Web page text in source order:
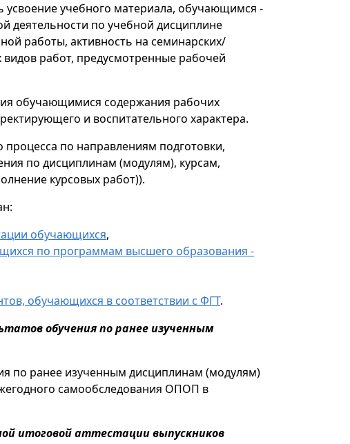
усвоение учебного материала, обучающимся -
деятельности по учебной дисциплине
работы, активность на семинарских/
видов работ, предусмотренные рабочей
обучающимися содержания рабочих
и воспитательного характера.
по направлениям подготовки,
по дисциплинам (модулям), курсам,
курсовых работ)).
обучающихся,
по программам высшего образования -
обучающихся в соответствии с ФГТ.
обучения по ранее изученным
по ранее изученным дисциплинам (модулям)
самообследования ОПОП в
итоговой аттестации выпускников